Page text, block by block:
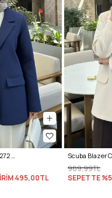
Scuba Blazer Ceket 2272 - LACİVERT
495,00TL
989,99TL
SEPETTE